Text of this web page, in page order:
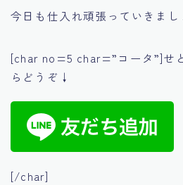
今日も仕入れ頑張っていきまし
[char no=5 char=”コータ”]せ
らどうぞ↓
[/char]